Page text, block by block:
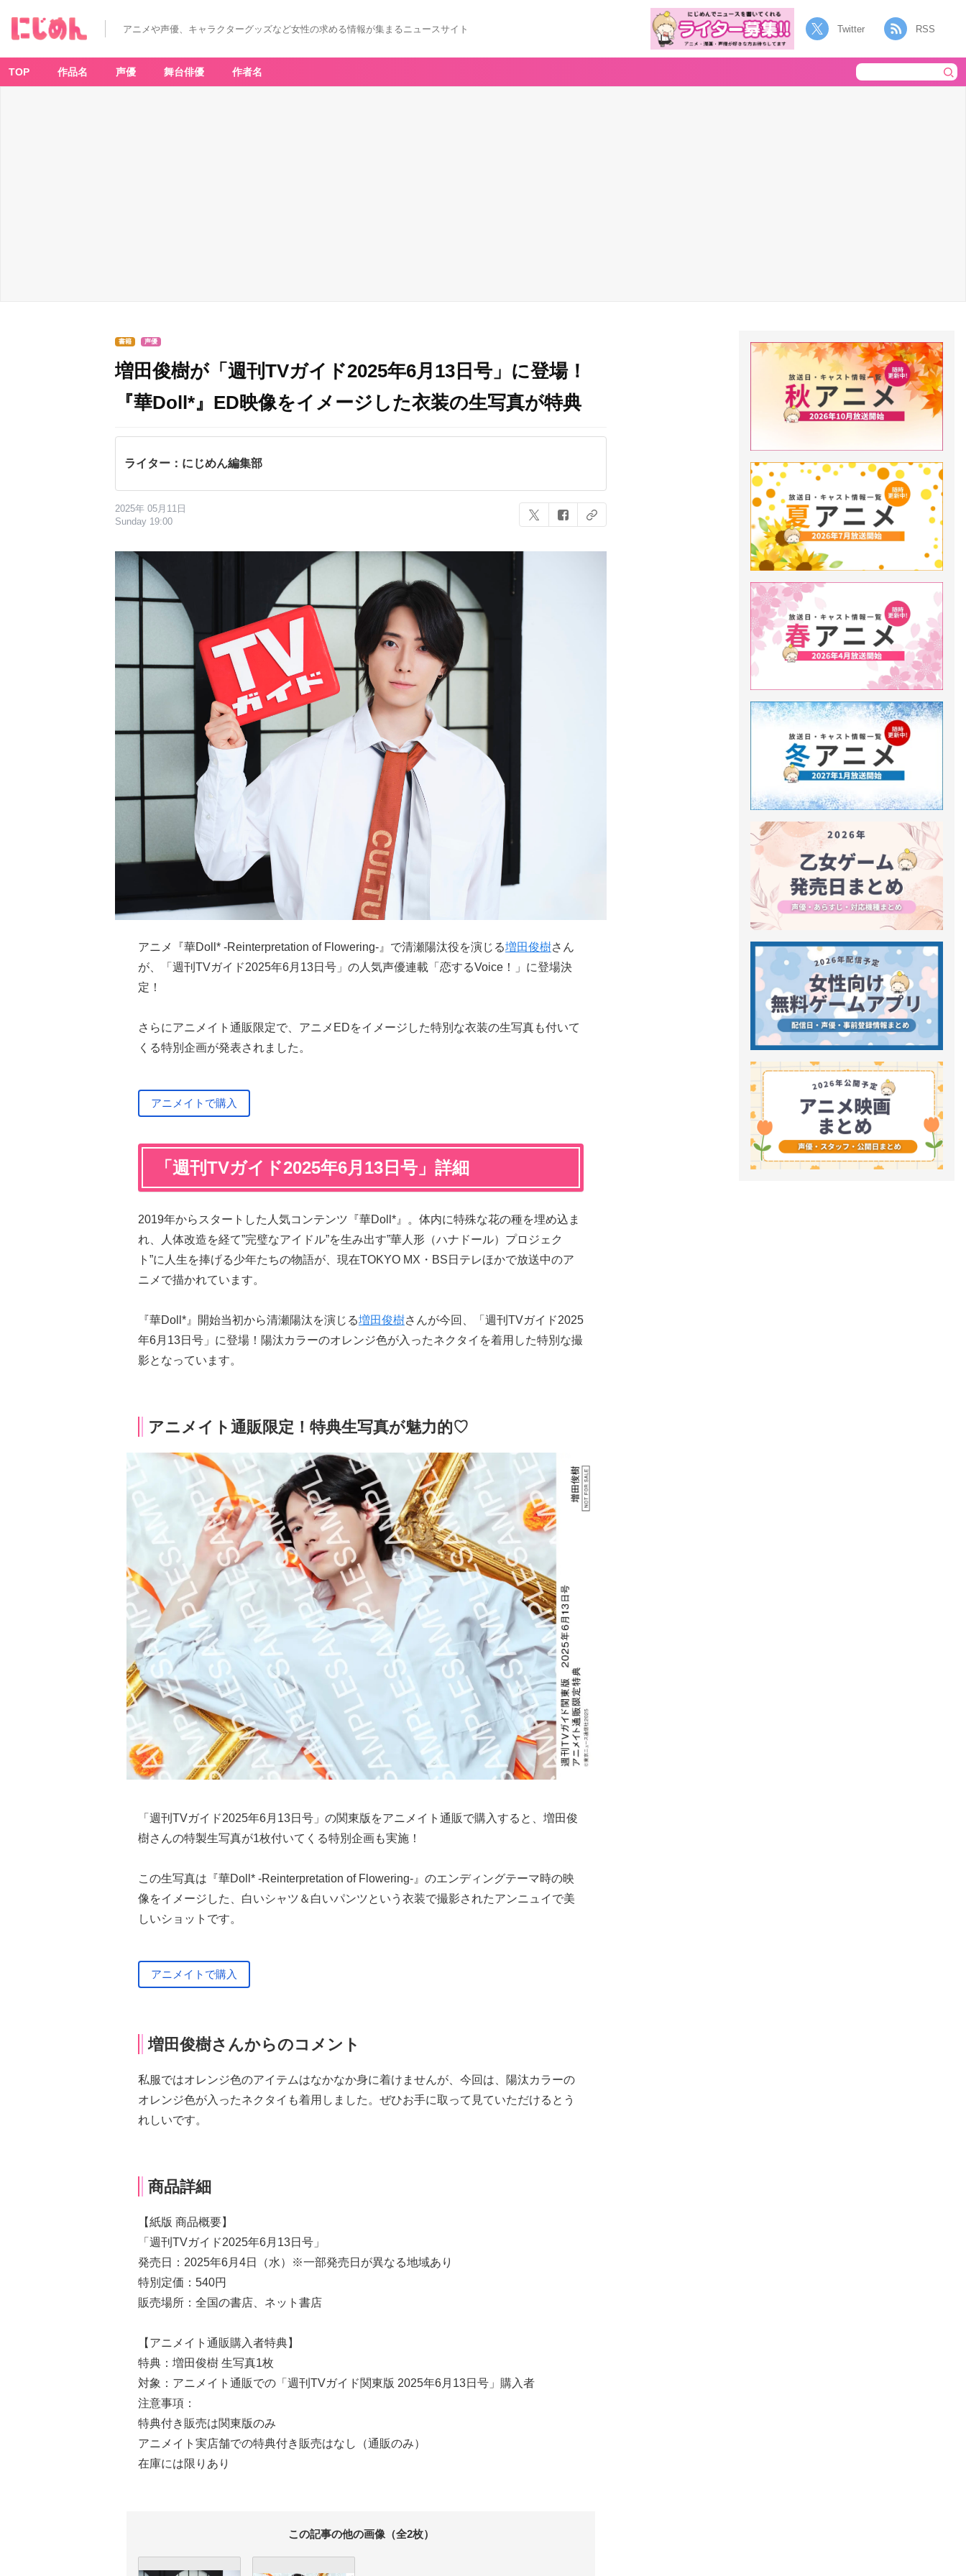
アニメや声優、キャラクターグッズなど女性の求める情報が集まるニュースサイト Twitter RSS
TOP 作品名 声優 舞台俳優 作者名
書籍 声優
増田俊樹が「週刊TVガイド2025年6月13日号」に登場！
『華Doll*』ED映像をイメージした衣装の生写真が特典
ライター：にじめん編集部
2025年 05月11日
Sunday 19:00
アニメ『華Doll* -Reinterpretation of Flowering-』で清瀬陽汰役を演じる増田俊樹さん
が、「週刊TVガイド2025年6月13日号」の人気声優連載「恋するVoice！」に登場決
定！
さらにアニメイト通販限定で、アニメEDをイメージした特別な衣装の生写真も付いて
くる特別企画が発表されました。
アニメイトで購入
「週刊TVガイド2025年6月13日号」詳細
2019年からスタートした人気コンテンツ『華Doll*』。体内に特殊な花の種を埋め込ま
れ、人体改造を経て”完璧なアイドル”を生み出す”華人形（ハナドール）プロジェク
ト”に人生を捧げる少年たちの物語が、現在TOKYO MX・BS日テレほかで放送中のア
ニメで描かれています。
『華Doll*』開始当初から清瀬陽汰を演じる増田俊樹さんが今回、「週刊TVガイド2025
年6月13日号」に登場！陽汰カラーのオレンジ色が入ったネクタイを着用した特別な撮
影となっています。
アニメイト通販限定！特典生写真が魅力的♡
「週刊TVガイド2025年6月13日号」の関東版をアニメイト通販で購入すると、増田俊
樹さんの特製生写真が1枚付いてくる特別企画も実施！
この生写真は『華Doll* -Reinterpretation of Flowering-』のエンディングテーマ時の映
像をイメージした、白いシャツ＆白いパンツという衣装で撮影されたアンニュイで美
しいショットです。
アニメイトで購入
増田俊樹さんからのコメント
私服ではオレンジ色のアイテムはなかなか身に着けませんが、今回は、陽汰カラーの
オレンジ色が入ったネクタイも着用しました。ぜひお手に取って見ていただけるとう
れしいです。
商品詳細
【紙版 商品概要】
「週刊TVガイド2025年6月13日号」
発売日：2025年6月4日（水）※一部発売日が異なる地域あり
特別定価：540円
販売場所：全国の書店、ネット書店
【アニメイト通販購入者特典】
特典：増田俊樹 生写真1枚
対象：アニメイト通販での「週刊TVガイド関東版 2025年6月13日号」購入者
注意事項：
特典付き販売は関東版のみ
アニメイト実店舗での特典付き販売はなし（通販のみ）
在庫には限りあり
この記事の他の画像（全2枚）